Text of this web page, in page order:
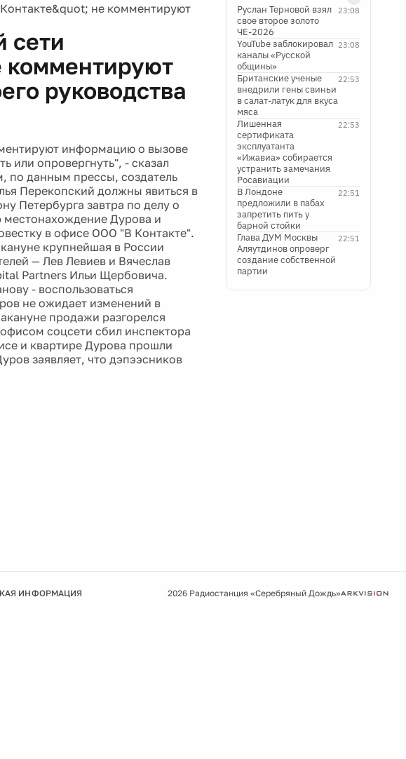
не комментируют
сети
комментируют
руководства
информацию о вызове
или опровергнуть", - сказал
по данным прессы, создатель
Перекопский должны явиться в
Петербурга завтра по делу о
местонахождение Дурова и
в офисе ООО "В Контакте".
крупнейшая в России
— Лев Левиев и Вячеслав
Partners Ильи Щербовича.
- воспользоваться
не ожидает изменений в
продажи разгорелся
соцсети сбил инспектора
и квартире Дурова прошли
заявляет, что дэпээсников
23:08
Руслан Терновой взял
свое второе золото
ЧЕ-2026
23:08
YouTube заблокировал
каналы «Русской
общины»
22:53
Британские ученые
внедрили гены свиньи
в салат-латук для вкуса
мяса
22:53
Лишенная
сертификата
эксплуатанта
«Ижавиа» собирается
устранить замечания
Росавиации
22:51
В Лондоне
предложили в пабах
запретить пить у
барной стойки
22:51
Глава ДУМ Москвы
Аляутдинов опроверг
создание собственной
партии
ИНФОРМАЦИЯ 2026 Радиостанция «Серебряный Дождь»